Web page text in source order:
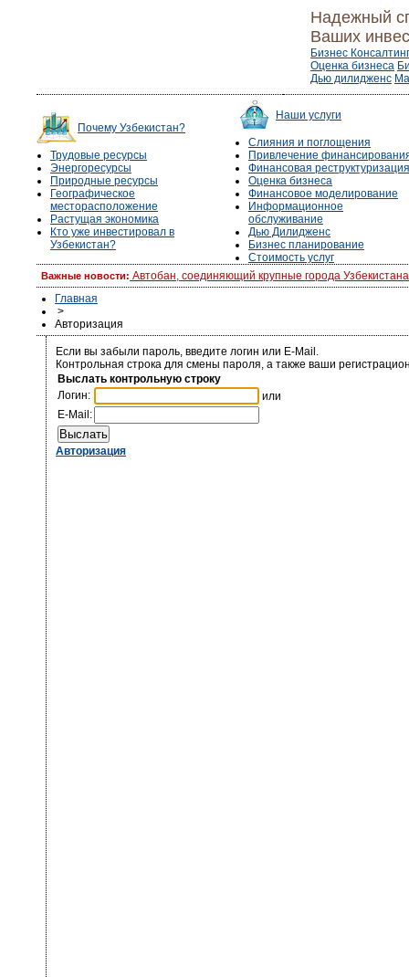
Надежный
Ваших
Бизнес Консалтинг
Оценка бизнеса
Дью дилидженс
Почему Узбекистан?
Трудовые ресурсы
Энергоресурсы
Природные ресурсы
Географическое
месторасположение
Растущая экономика
Кто уже инвестировал в
Узбекистан?
Наши услуги
Слияния и поглощения
Привлечение
Финансовая реструктуризация
Оценка бизнеса
Финансовое моделирование
Информационное
обслуживание
Дью Дилидженс
Бизнес планирование
Стоимость услуг
Важные новости: Автобан, соединяющий крупные города
Главная
>
Авторизация
Если вы забыли пароль, введите логин или E-Mail.
Контрольная строка для смены пароля, а также ваши
Выслать контрольную строку
Логин:
или
E-Mail:
Авторизация